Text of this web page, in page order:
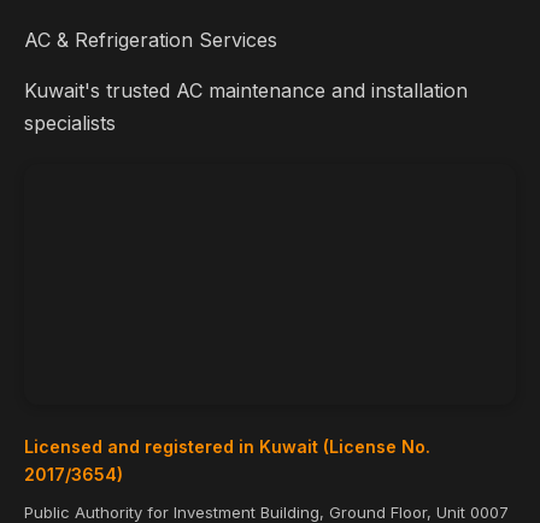
AC & Refrigeration Services
Kuwait's trusted AC maintenance and installation
specialists
Licensed and registered in Kuwait (License No.
2017/3654)
Public Authority for Investment Building, Ground Floor, Unit 0007